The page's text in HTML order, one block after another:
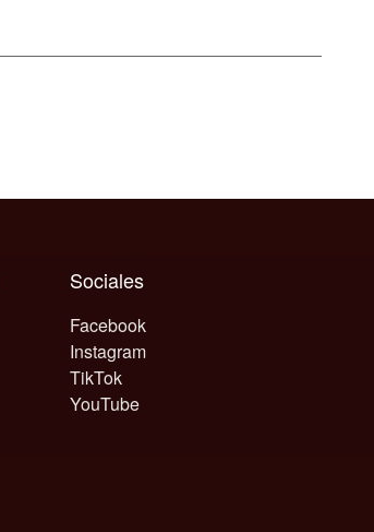
Sociales
Facebook
Instagram
TikTok
YouTube